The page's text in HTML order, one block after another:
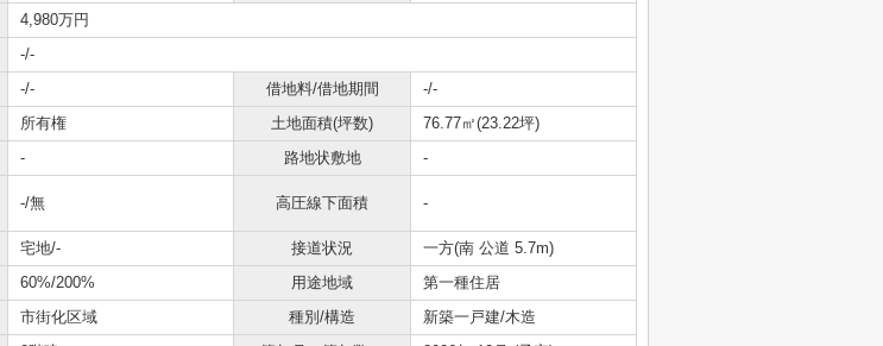
4,980万円
-/-
-/- 借地料/借地期間
-/-
所有権 土地面積(坪数)
76.77㎡(23.22坪)
- 路地状敷地
-
-/無 高圧線下面積 -
宅地/- 接道状況
一方(南 公道 5.7m)
60%/200% 用途地域
第一種住居
市街化区域 種別/構造
新築一戸建/木造